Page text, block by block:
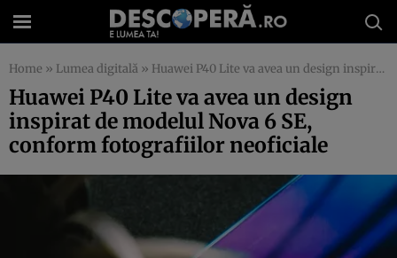
Home » Lumea digitală » Huawei P40 Lite va avea un design inspirat de modelul Nova 6 SE, conform fotografiilor neoficiale
Huawei P40 Lite va avea un design
inspirat de modelul Nova 6 SE,
conform fotografiilor neoficiale